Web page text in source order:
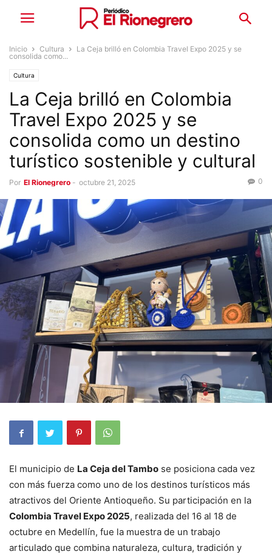
Inicio Cultura
La Ceja brilló en Colombia Travel Expo 2025 y se
consolida como...
Cultura
La Ceja brilló en Colombia
Travel Expo 2025 y se
consolida como un destino
turístico sostenible y cultural
Por El Rionegrero - octubre 21, 2025 0
El municipio de La Ceja del Tambo se posiciona cada vez
con más fuerza como uno de los destinos turísticos más
atractivos del Oriente Antioqueño. Su participación en la
Colombia Travel Expo 2025, realizada del 16 al 18 de
octubre en Medellín, fue la muestra de un trabajo
articulado que combina naturaleza, cultura, tradición y